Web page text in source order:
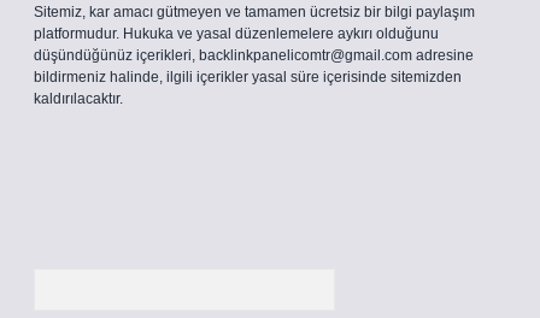
Sitemiz, kar amacı gütmeyen ve tamamen ücretsiz bir bilgi paylaşım
platformudur. Hukuka ve yasal düzenlemelere aykırı olduğunu
düşündüğünüz içerikleri, backlinkpanelicomtr@gmail.com adresine
bildirmeniz halinde, ilgili içerikler yasal süre içerisinde sitemizden
kaldırılacaktır.